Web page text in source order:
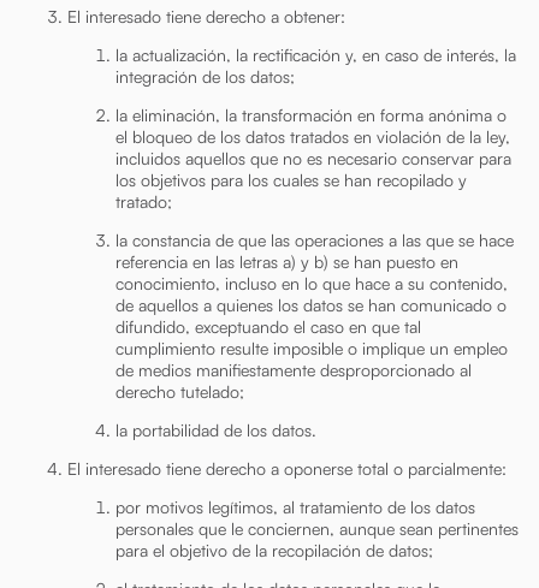
El interesado tiene derecho a obtener:
la actualización, la rectificación y, en caso de interés, la
integración de los datos;
la eliminación, la transformación en forma anónima o
el bloqueo de los datos tratados en violación de la ley,
incluidos aquellos que no es necesario conservar para
los objetivos para los cuales se han recopilado y
tratado;
la constancia de que las operaciones a las que se hace
referencia en las letras a) y b) se han puesto en
conocimiento, incluso en lo que hace a su contenido,
de aquellos a quienes los datos se han comunicado o
difundido, exceptuando el caso en que tal
cumplimiento resulte imposible o implique un empleo
de medios manifiestamente desproporcionado al
derecho tutelado;
la portabilidad de los datos.
El interesado tiene derecho a oponerse total o parcialmente:
por motivos legítimos, al tratamiento de los datos
personales que le conciernen, aunque sean pertinentes
para el objetivo de la recopilación de datos;